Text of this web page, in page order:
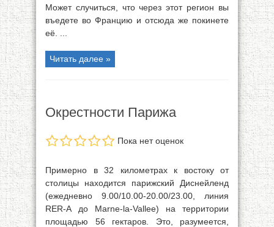
Может случиться, что через этот регион вы
въедете во Францию и отсюда же покинете
её. ...
Читать далее »
Окрестности Парижа
Пока нет оценок
Примерно в 32 километрах к востоку от
столицы находится парижский Диснейленд
(ежедневно 9.00/10.00-20.00/23.00, линия
RER-А до Marne-la-Vallee) на территории
площадью 56 гектаров. Это, разумеется,